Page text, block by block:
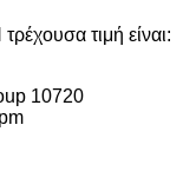
τρέχουσα τιμή είναι:
10720